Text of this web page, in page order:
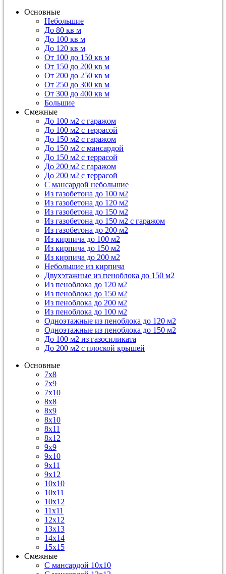
Основные
Небольшие
До 80 кв м
До 100 кв м
До 120 кв м
От 100 до 150 кв м
От 150 до 200 кв м
От 200 до 250 кв м
От 250 до 300 кв м
От 300 до 400 кв м
Большие
Смежные
До 100 м2 с гаражом
До 100 м2 с террасой
До 150 м2 с гаражом
До 150 м2 с мансардой
До 150 м2 с террасой
До 200 м2 с гаражом
До 200 м2 с террасой
С мансардой небольшие
Из газобетона до 100 м2
Из газобетона до 120 м2
Из газобетона до 150 м2
Из газобетона до 150 м2 с гаражом
Из газобетона до 200 м2
Из кирпича до 100 м2
Из кирпича до 150 м2
Из кирпича до 200 м2
Небольшие из кирпича
Двухэтажные из пеноблока до 150 м2
Из пеноблока до 120 м2
Из пеноблока до 150 м2
Из пеноблока до 200 м2
Из пеноблока до 100 м2
Одноэтажные из пеноблока до 120 м2
Одноэтажные из пеноблока до 150 м2
До 100 м2 из газосиликата
До 200 м2 с плоской крышей
Основные
7х8
7х9
7х10
8х8
8х9
8х10
8х11
8х12
9х9
9х10
9х11
9х12
10х10
10х11
10х12
11х11
12х12
13х13
14х14
15х15
Смежные
С мансардой 10х10